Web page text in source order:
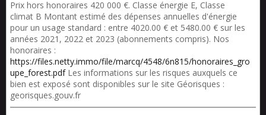
Prix hors honoraires 420 000 €. Classe énergie E, Classe
climat B Montant estimé des dépenses annuelles d'énergie
pour un usage standard : entre 4020.00 € et 5480.00 € sur les
années 2021, 2022 et 2023 (abonnements compris). Nos
honoraires :
https://files.netty.immo/file/marcq/4548/6n815/honoraires_gro
upe_forest.pdfLes informations sur les risques auxquels ce
bien est exposé sont disponibles sur le site Géorisques :
georisques.gouv.fr